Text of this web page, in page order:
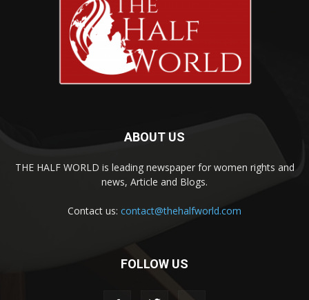
ABOUT US
THE HALF WORLD is leading newspaper for women rights and
news, Article and Blogs.
Contact us: contact@thehalfworld.com
FOLLOW US